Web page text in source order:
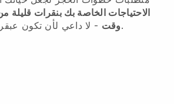
الاحتياجات الخاصة بك بنقرات قليلة
وقت- لا داعي لأن تكون عبقريًا للترميز.